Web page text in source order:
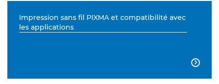
Impression sans fil PIXMA et compatibilité avec
les applications
